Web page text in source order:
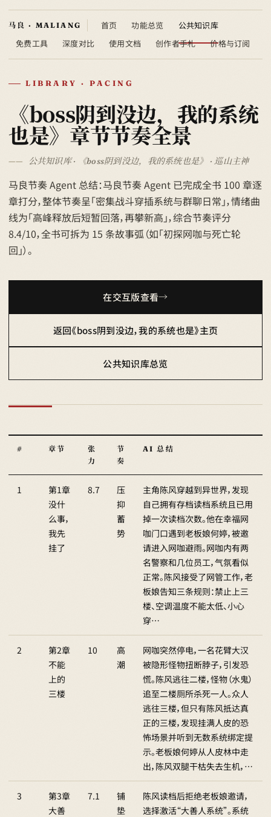
首页 功能总览
公共知识库
免费工具
深度对比 使用文档 创作者手札 价格与订阅
LIBRARY · PACING
《boss阴到没边，我的系统
也是》章节节奏全景
公共知识库 · 《boss阴到没边，我的系统也是》 · 巡山主神
马良节奏 Agent 总结：马良节奏 Agent 已完成全书 100 章逐
章打分，整体节奏呈「密集战斗穿插系统与群聊日常」，情绪曲
线为「高峰释放后短暂回落，再攀新高」，综合节奏评分
8.4/10，全书可拆为 15 条故事弧（如「初探网咖与死亡轮
回」）。
在交互版查看
返回《boss阴到没边，我的系统也是》主页
公共知识库总览
# 章节
张
力
节
奏
AI 总结
1
第1章
没什
么事，
我先
挂了
8.7
压
抑
蓄
势
主角陈风穿越到异世界，发现
自己拥有存档读档系统且已用
掉一次读档次数。他在幸福网
咖门口遇到老板娘何婷，被邀
请进入网咖避雨。网咖内有两
名警察和几位员工，气氛看似
正常。陈风接受了网管工作，老
板娘告知三条规则：禁止上三
楼、空调温度不能太低、小心
穿…
2
第2章
不能
上的
三楼
10
高
潮
网咖突然停电，一名花臂大汉
被隐形怪物扭断脖子，引发恐
慌。陈风逃往二楼，怪物（水鬼）
追至二楼厕所杀死一人。众人
逃往三楼，但只有陈风抵达真
正的三楼，发现挂满人皮的恐
怖场景并听到无数系统绑定提
示。老板娘何婷从人皮林中走
出，陈风双腿干枯失去生机，…
3
第3章
大善
7.1
铺
垫
陈风读档后拒绝老板娘邀请，
选择激活“大善人系统”。系统